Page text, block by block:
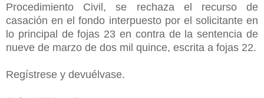
Procedimiento Civil, se rechaza el recurso de
casación en el fondo interpuesto por el solicitante en
lo principal de fojas 23 en contra de la sentencia de
nueve de marzo de dos mil quince, escrita a fojas 22.
Regístrese y devuélvase.